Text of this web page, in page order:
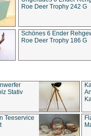
Roe Deer Trophy 242 G
Schönes 6 Ender
Roe Deer Trophy 186 G
Stativ
Teeservice